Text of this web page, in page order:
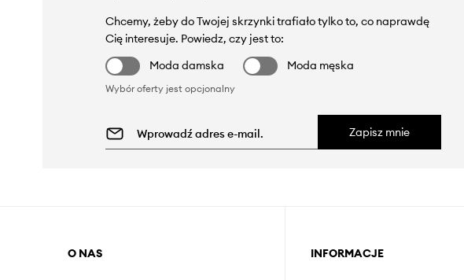
Chcemy, żeby do Twojej skrzynki trafiało tylko to, co naprawdę
Cię interesuje. Powiedz, czy jest to:
Moda damska
Moda męska
Wybór oferty jest opcjonalny
Zapisz mnie
O NAS INFORMACJE